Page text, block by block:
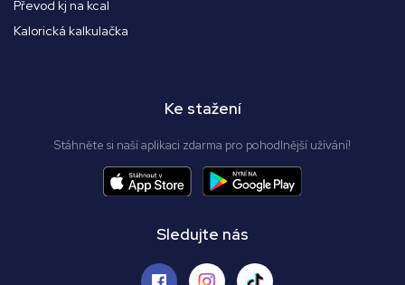
Převod kj na kcal
Kalorická kalkulačka
Ke stažení
Stáhněte si naší aplikaci zdarma pro pohodlnější užívání!
Sledujte nás